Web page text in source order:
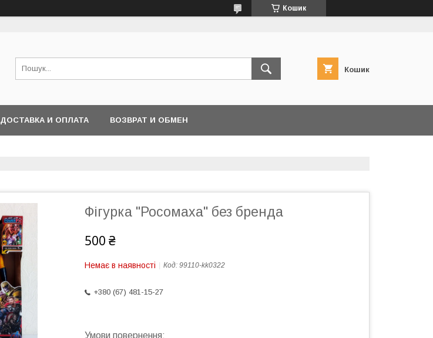
Кошик
Кошик
ДОСТАВКА И ОПЛАТА ВОЗВРАТ И ОБМЕН
Фігурка "Росомаха" без бренда
500 ₴
Немає в наявності Код: 99110-kk0322
+380 (67) 481-15-27